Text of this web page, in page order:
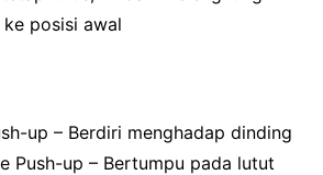
posisi awal
up – Berdiri menghadap dinding
Push-up – Bertumpu pada lutut